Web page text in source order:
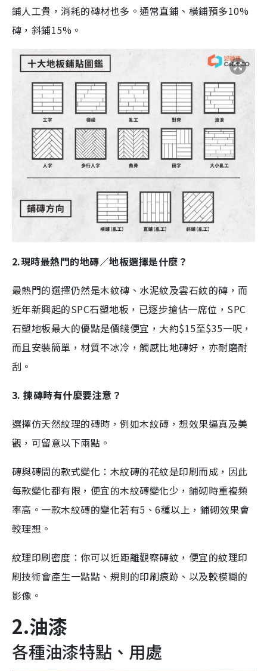
鋪人工貴，消耗的磚材也多。通常直鋪、橫鋪預多10%
磚，斜鋪15%。
2.現時最熱門的地磚／地板選擇是什麼？
最熱門的選擇仍然是木紋磚、水泥紋及雲石紋的磚，而
近年新興起的SPC石塑地板，已逐步搶佔一席位，SPC
石塑地板最大的優點是價錢便宜，大約$15至$35一呎，
而且安裝簡單，材質不冰冷，觸感比地磚好，亦耐磨耐
刮。
3. 揀磚時有什麼要注意？
選擇仿天然紋理的磚時，例如木紋磚，想效果逼真及美
觀，可留意以下兩點。
磚與磚間的款式變化：木紋磚的花紋是印刷而成，因此
每款變化都有限，便宜的木紋磚變化少，鋪砌時重複頻
率高。一款木紋磚的變化若有5、6種以上，鋪砌效果會
較理想。
紋理印刷密度：你可以近距離觀察磚紋，便宜的紋理印
刷技術會產生一點點、規則的印刷痕跡、以及較模糊的
影像。
2.油漆
各種油漆特點、用處